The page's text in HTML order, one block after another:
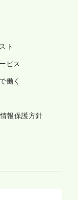
ト
ビス
働く
報保護方針